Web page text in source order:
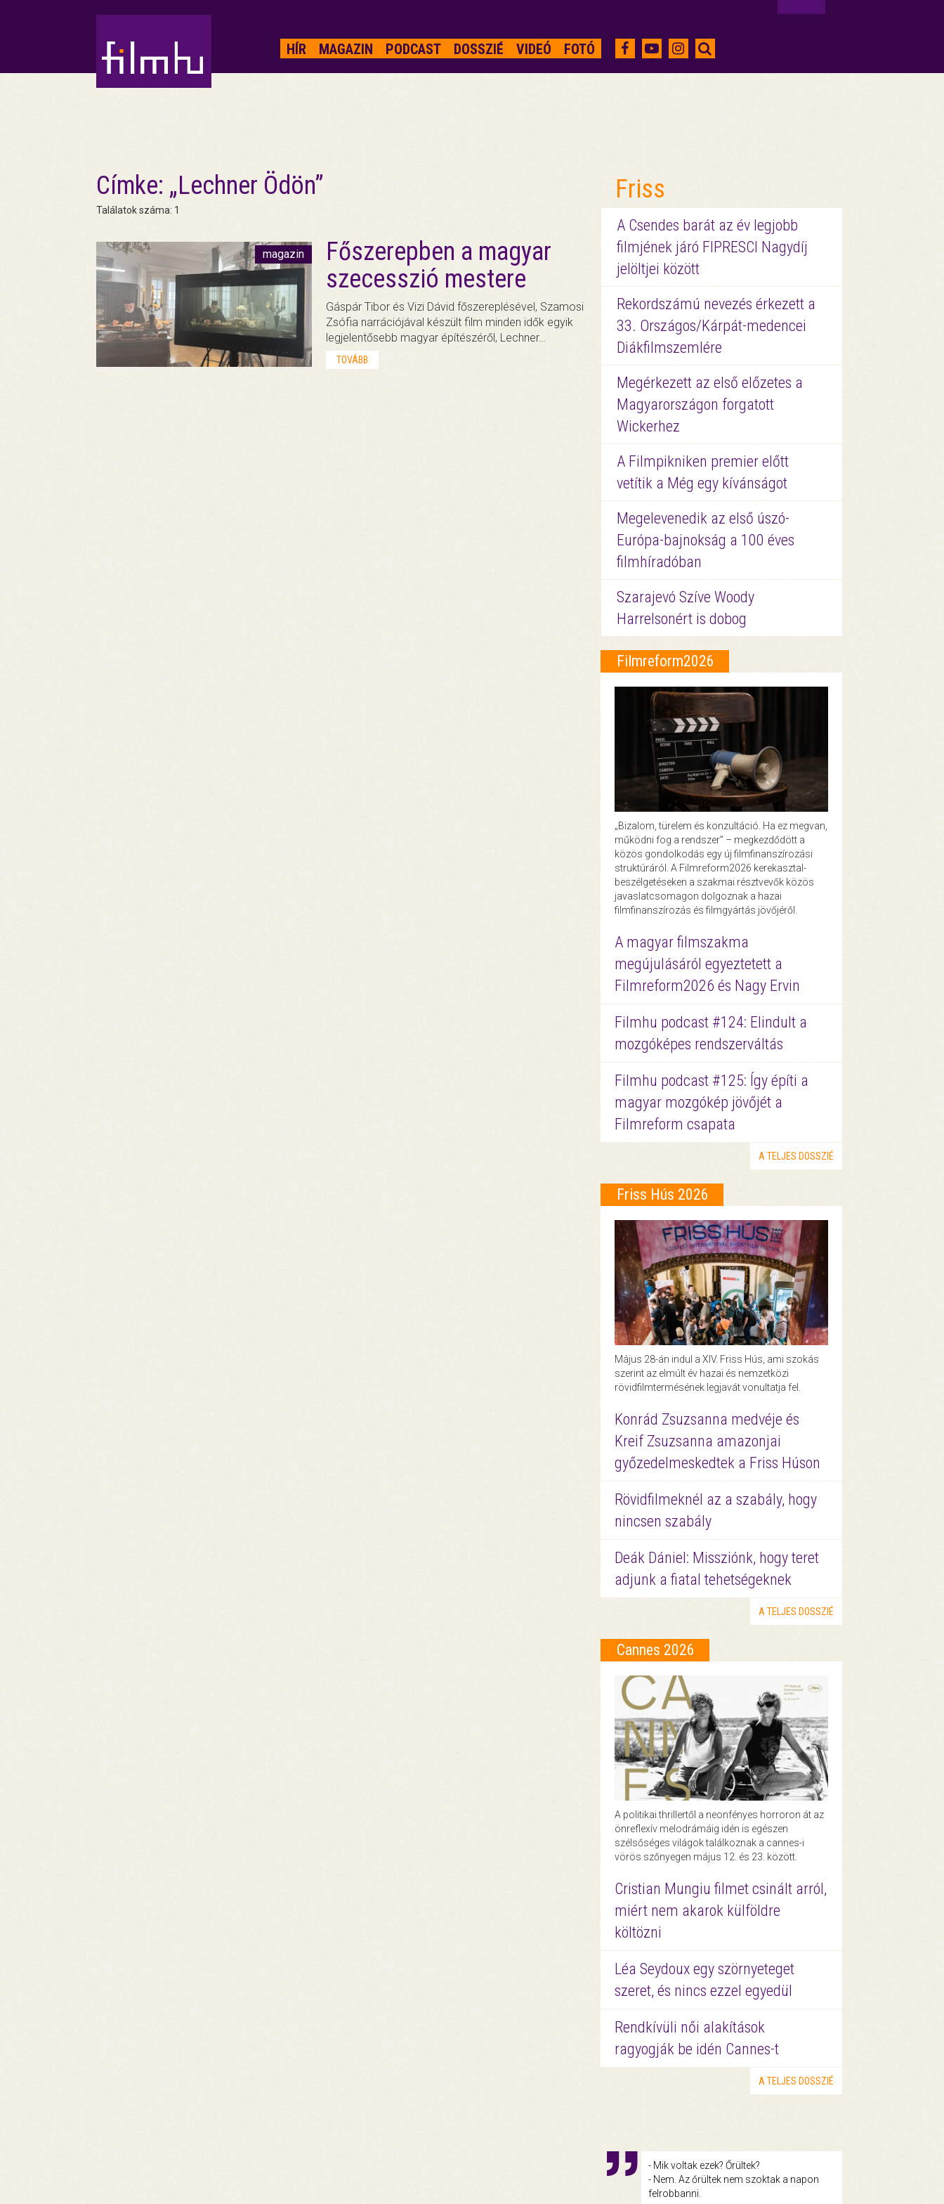
HÍR MAGAZIN PODCAST DOSSZIÉ VIDEÓ FOTÓ
Címke: „Lechner Ödön”
Találatok száma: 1
magazin
Főszerepben a magyar
szecesszió mestere
Gáspár Tibor és Vizi Dávid főszereplésével, Szamosi
Zsófia narrációjával készült film minden idők egyik
legjelentősebb magyar építészéről, Lechner…
TOVÁBB
Friss
A Csendes barát az év legjobb
filmjének járó FIPRESCI Nagydíj
jelöltjei között
Rekordszámú nevezés érkezett a
33. Országos/Kárpát-medencei
Diákfilmszemlére
Megérkezett az első előzetes a
Magyarországon forgatott
Wickerhez
A Filmpikniken premier előtt
vetítik a Még egy kívánságot
Megelevenedik az első úszó-
Európa-bajnokság a 100 éves
filmhíradóban
Szarajevó Szíve Woody
Harrelsonért is dobog
Filmreform2026
„Bizalom, türelem és konzultáció. Ha ez megvan,
működni fog a rendszer” – megkezdődött a
közös gondolkodás egy új filmfinanszírozási
struktúráról. A Filmreform2026 kerekasztal-
beszélgetéseken a szakmai résztvevők közös
javaslatcsomagon dolgoznak a hazai
filmfinanszírozás és filmgyártás jövőjéről.
A magyar filmszakma
megújulásáról egyeztetett a
Filmreform2026 és Nagy Ervin
Filmhu podcast #124: Elindult a
mozgóképes rendszerváltás
Filmhu podcast #125: Így építi a
magyar mozgókép jövőjét a
Filmreform csapata
A TELJES DOSSZIÉ
Friss Hús 2026
Május 28-án indul a XIV. Friss Hús, ami szokás
szerint az elmúlt év hazai és nemzetközi
rövidfilmtermésének legjavát vonultatja fel.
Konrád Zsuzsanna medvéje és
Kreif Zsuzsanna amazonjai
győzedelmeskedtek a Friss Húson
Rövidfilmeknél az a szabály, hogy
nincsen szabály
Deák Dániel: Missziónk, hogy teret
adjunk a fiatal tehetségeknek
A TELJES DOSSZIÉ
Cannes 2026
A politikai thrillertől a neonfényes horroron át az
önreflexív melodrámáig idén is egészen
szélsőséges világok találkoznak a cannes-i
vörös szőnyegen május 12. és 23. között.
Cristian Mungiu filmet csinált arról,
miért nem akarok külföldre
költözni
Léa Seydoux egy szörnyeteget
szeret, és nincs ezzel egyedül
Rendkívüli női alakítások
ragyogják be idén Cannes-t
A TELJES DOSSZIÉ
- Mik voltak ezek? Őrültek?
- Nem. Az őrültek nem szoktak a napon
felrobbanni.